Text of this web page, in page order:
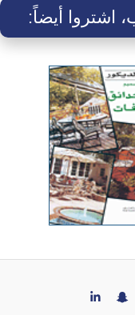
اشتروا أيضاً: